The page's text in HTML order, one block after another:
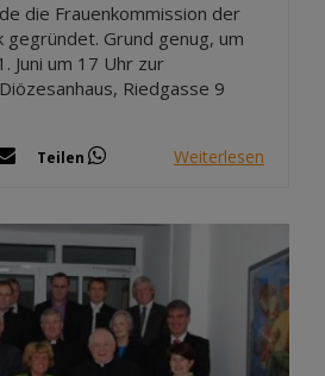
Mai 2026
Apr 2026
Mär 2026
Dez 2025
Okt 2025
die Frauenkommission der
gegründet. Grund genug, um
Juni um 17 Uhr zur
Riedgasse 9
Teilen Weiterlesen